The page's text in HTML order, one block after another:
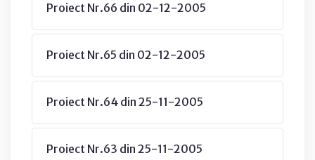
Proiect Nr.66 din 02-12-2005
Proiect Nr.65 din 02-12-2005
Proiect Nr.64 din 25-11-2005
Proiect Nr.63 din 25-11-2005